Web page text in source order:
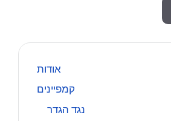
אודות
קמפיינים
נגד הגדר